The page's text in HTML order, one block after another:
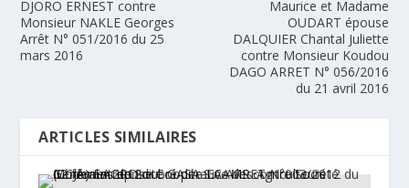
DJORO ERNEST contre
Monsieur NAKLE Georges
Arrêt N° 051/2016 du 25
mars 2016
Maurice et Madame
OUDART épouse
DALQUIER Chantal Juliette
contre Monsieur Koudou
DAGO ARRET N° 056/2016
du 21 avril 2016
ARTICLES SIMILAIRES